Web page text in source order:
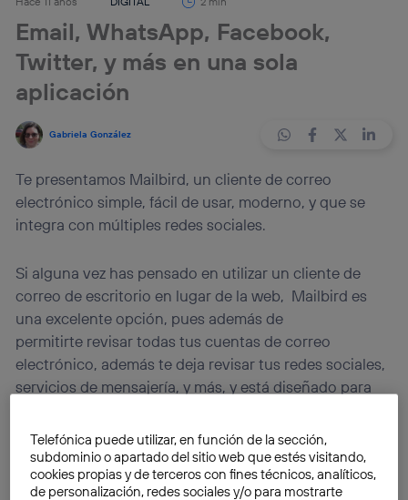
Email, WhatsApp, Facebook,
Twitter, y más en una sola
aplicación
Gabriela González
Te presentamos Mailbird, un cliente de correo
electrónico simple, fácil de usar, moderno, y que se
integra con múltiples redes sociales.
Si alguna vez has pensado en utilizar un cliente de
correo de escritorio en lugar de la web, Mailbird es
una excelente opción, pues además de
permitirte revisar todas tus cuentas de correo
electrónico, además te deja revisar tus redes sociales,
servicios de mensajería, y más, y está diseñado para
¿Qué es Mailbird?
Mailbirdes una aplicación de correo para el escritorio
Telefónica puede utilizar, en función de la sección,
subdominio o apartado del sitio web que estés visitando,
cookies propias y de terceros con fines técnicos, analíticos,
de personalización, redes sociales y/o para mostrarte